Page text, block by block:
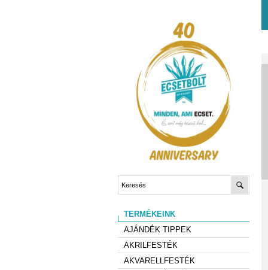
TERMÉKEINK
AJÁNDÉK TIPPEK
AKRILFESTÉK
AKVARELLFESTÉK